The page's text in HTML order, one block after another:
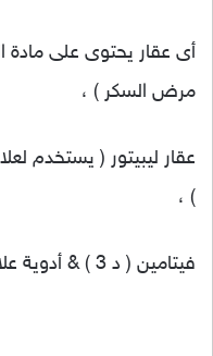
أى عقار يحتوى على مادة
مرض السكر ) ،
عقار ليبيتور ( يستخدم
) ،
فيتامين ( د 3 ) & أدوية علاج الغدة الدرقية .